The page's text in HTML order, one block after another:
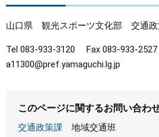
山口県 観光スポーツ文化部 交通
Tel 083-933-3120 Fax 083-933-
a11300@pref.yamaguchi.lg.jp
このページに関するお問い合わ
交通政策課
地域交通班